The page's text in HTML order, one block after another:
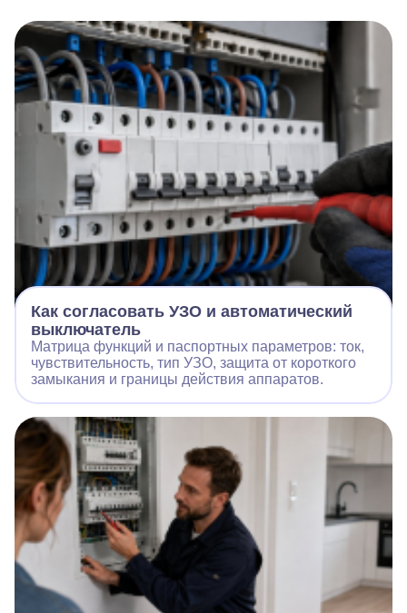
Как согласовать УЗО и автоматический
выключатель
Матрица функций и паспортных параметров: ток,
чувствительность, тип УЗО, защита от короткого
замыкания и границы действия аппаратов.